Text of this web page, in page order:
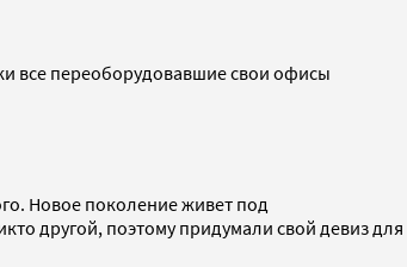
все переоборудовавшие свои офисы
Новое поколение живет под
другой, поэтому придумали свой девиз для